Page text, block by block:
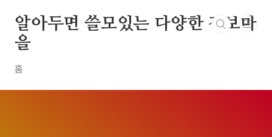
알아두면 쓸모있는 다양한 정보마
을
홈